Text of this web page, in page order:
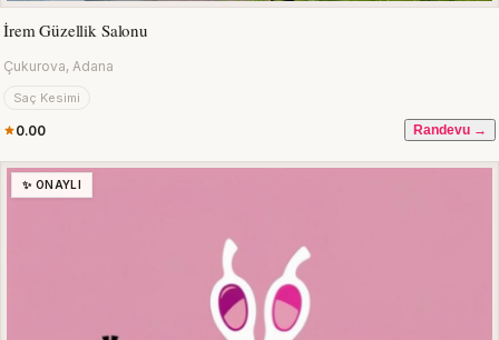
İrem Güzellik Salonu
Çukurova, Adana
Saç Kesimi
0.00 Randevu →
✨ ONAYLI